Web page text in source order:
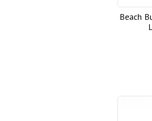
Beach